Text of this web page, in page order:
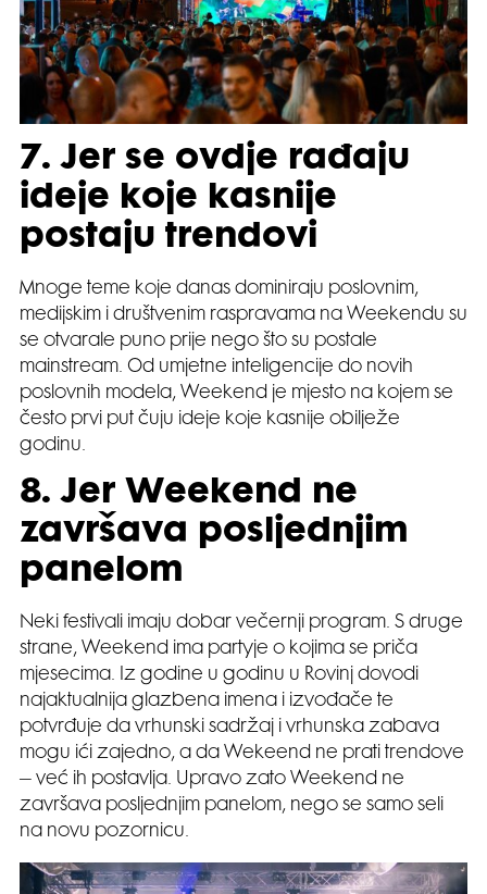
7. Jer se ovdje rađaju
ideje koje kasnije
postaju trendovi
Mnoge teme koje danas dominiraju poslovnim,
medijskim i društvenim raspravama na Weekendu su
se otvarale puno prije nego što su postale
mainstream. Od umjetne inteligencije do novih
poslovnih modela, Weekend je mjesto na kojem se
često prvi put čuju ideje koje kasnije obilježe
godinu.
8. Jer Weekend ne
završava posljednjim
panelom
Neki festivali imaju dobar večernji program. S druge
strane, Weekend ima partyje o kojima se priča
mjesecima. Iz godine u godinu u Rovinj dovodi
najaktualnija glazbena imena i izvođače te
potvrđuje da vrhunski sadržaj i vrhunska zabava
mogu ići zajedno, a da Wekeend ne prati trendove
– već ih postavlja. Upravo zato Weekend ne
završava posljednjim panelom, nego se samo seli
na novu pozornicu.